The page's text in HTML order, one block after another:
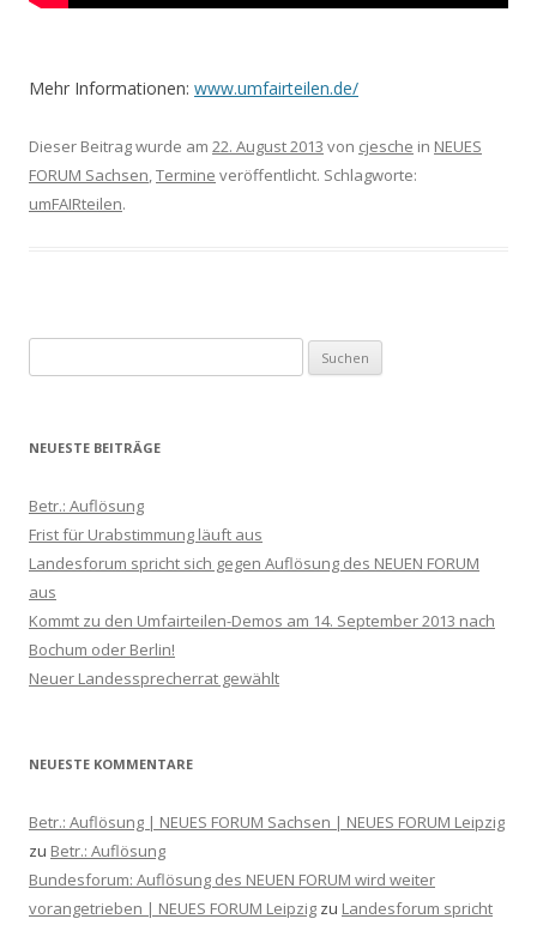
Mehr Informationen: www.umfairteilen.de/
Dieser Beitrag wurde am 22. August 2013 von cjesche in NEUES
FORUM Sachsen,Termine veröffentlicht. Schlagworte:
umFAIRteilen.
nach:
NEUESTE BEITRÄGE
Betr.: Auflösung
Frist für Urabstimmung läuft aus
Landesforum spricht sich gegen Auflösung des NEUEN FORUM
aus
Kommt zu den ‪Umfairteilen‬-Demos am 14. September 2013 nach
Bochum oder Berlin!
Neuer Landessprecherrat gewählt
NEUESTE KOMMENTARE
Betr.: Auflösung | NEUES FORUM Sachsen | NEUES FORUM Leipzig
zu Betr.: Auflösung
Bundesforum: Auflösung des NEUEN FORUM wird weiter
vorangetrieben | NEUES FORUM Leipzig zu Landesforum spricht